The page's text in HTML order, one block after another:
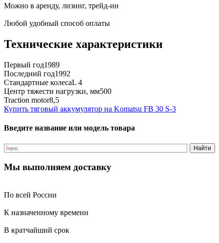
Можно в аренду, лизинг, трейд-ин
Любой удобный способ оплаты
Технические характеристики
Первый год1989
Последний год1992
Стандартные колесаL 4
Центр тяжести нагрузки, мм500
Traction motor8,5
Купить тяговый аккумулятор на Komatsu FB 30 S-3
Введите название или модель товара
Мы выполняем доставку
По всей России
К назначенному времени
В кратчайший срок